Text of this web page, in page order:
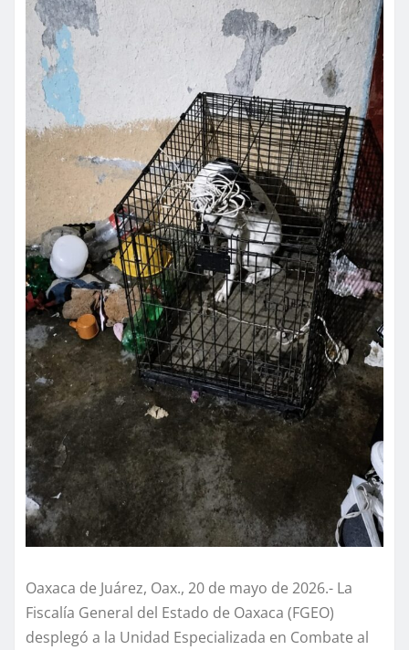
Oaxaca de Juárez, Oax., 20 de mayo de 2026.- La
Fiscalía General del Estado de Oaxaca (FGEO)
desplegó a la Unidad Especializada en Combate al